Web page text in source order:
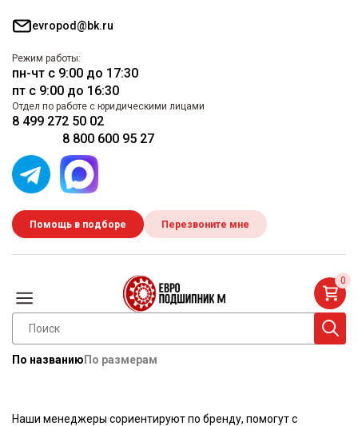
evropod@bk.ru
Режим работы:
пн-чт с 9:00 до 17:30
пт с 9:00 до 16:30
Отдел по работе с юридическими лицами
8 499 272 50 02
8 800 600 95 27
Помощь в подборе Перезвоните мне
По названию По размерам
0
Наши менеджеры сориентируют по бренду, помогут с